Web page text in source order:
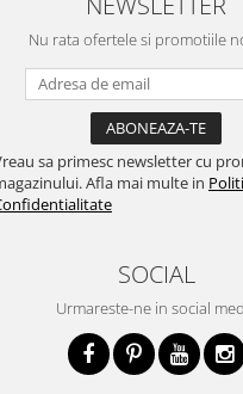
Nu rata ofertele si promotiile
sa primesc newsletter cu
Afla mai multe in
SOCIAL
Urmareste-ne in social